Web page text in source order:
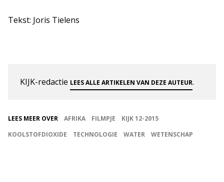
Tekst: Joris Tielens
KIJK-redactie LEES ALLE ARTIKELEN VAN DEZE AUTEUR.
LEES MEER OVER AFRIKA FILMPJE
KIJK 12-2015
KOOLSTOFDIOXIDE
TECHNOLOGIE WATER WETENSCHAP